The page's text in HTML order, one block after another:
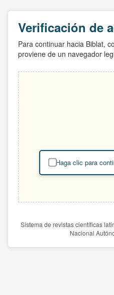
Verificación de
Para continuar hacia Biblat,
proviene de un navegador
Haga clic para
Sistema de revistas científicas
Nacional